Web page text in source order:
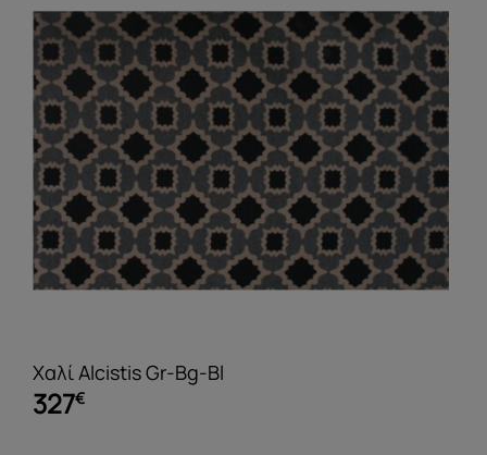
Χαλί Alcistis Gr-Bg-Bl
327€